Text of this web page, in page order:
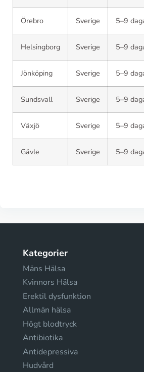
Örebro Sverige 5–9
Helsingborg Sverige 5–9
Jönköping Sverige 5–9
Sundsvall Sverige 5–9
Växjö Sverige 5–9
Gävle Sverige 5–9
Kategorier
Mäns Hälsa
Kvinnors Hälsa
Erektil dysfunktion
Allmän hälsa
Högt blodtryck
Antibiotika
Antidepressiva
Hudvård